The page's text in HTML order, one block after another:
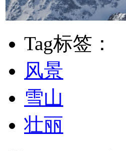
Tag标签：
风景
雪山
壮丽